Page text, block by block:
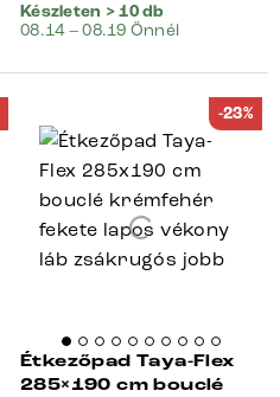
Készleten > 10 db
08.14 – 08.19 Önnél
-23%
Étkezőpad Taya-Flex
285×190 cm bouclé